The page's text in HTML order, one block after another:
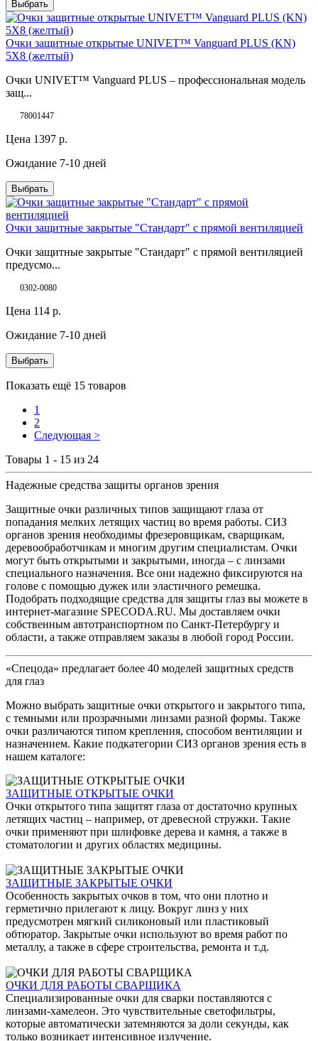
Выбрать
Очки защитные открытые UNIVET™ Vanguard PLUS (KN)
5X8 (желтый)
Очки UNIVET™ Vanguard PLUS – профессиональная модель
защ...
78001447
Цена 1397 р.
Ожидание 7-10 дней
Выбрать
Очки защитные закрытые "Стандарт" с прямой вентиляцией
Очки защитные закрытые "Стандарт" с прямой вентиляцией
предусмо...
0302-0080
Цена 114 р.
Ожидание 7-10 дней
Выбрать
Показать ещё 15 товаров
1
2
Следующая >
Товары 1 - 15 из 24
Надежные средства защиты органов зрения
Защитные очки различных типов защищают глаза от
попадания мелких летящих частиц во время работы. СИЗ
органов зрения необходимы фрезеровщикам, сварщикам,
деревообработчикам и многим другим специалистам. Очки
могут быть открытыми и закрытыми, иногда – с линзами
специального назначения. Все они надежно фиксируются на
голове с помощью дужек или эластичного ремешка.
Подобрать подходящие средства для защиты глаз вы можете в
интернет-магазине SPECODA.RU. Мы доставляем очки
собственным автотранспортном по Санкт-Петербургу и
области, а также отправляем заказы в любой город России.
«Спецода» предлагает более 40 моделей защитных средств
для глаз
Можно выбрать защитные очки открытого и закрытого типа,
с темными или прозрачными линзами разной формы. Также
очки различаются типом крепления, способом вентиляции и
назначением. Какие подкатегории СИЗ органов зрения есть в
нашем каталоге:
ЗАЩИТНЫЕ ОТКРЫТЫЕ ОЧКИ
Очки открытого типа защитят глаза от достаточно крупных
летящих частиц – например, от древесной стружки. Такие
очки применяют при шлифовке дерева и камня, а также в
стоматологии и других областях медицины.
ЗАЩИТНЫЕ ЗАКРЫТЫЕ ОЧКИ
Особенность закрытых очков в том, что они плотно и
герметично прилегают к лицу. Вокруг линз у них
предусмотрен мягкий силиконовый или пластиковый
обтюратор. Закрытые очки используют во время работ по
металлу, а также в сфере строительства, ремонта и т.д.
ОЧКИ ДЛЯ РАБОТЫ СВАРЩИКА
Специализированные очки для сварки поставляются с
линзами-хамелеон. Это чувствительные светофильтры,
которые автоматически затемняются за доли секунды, как
только возникает интенсивное излучение.